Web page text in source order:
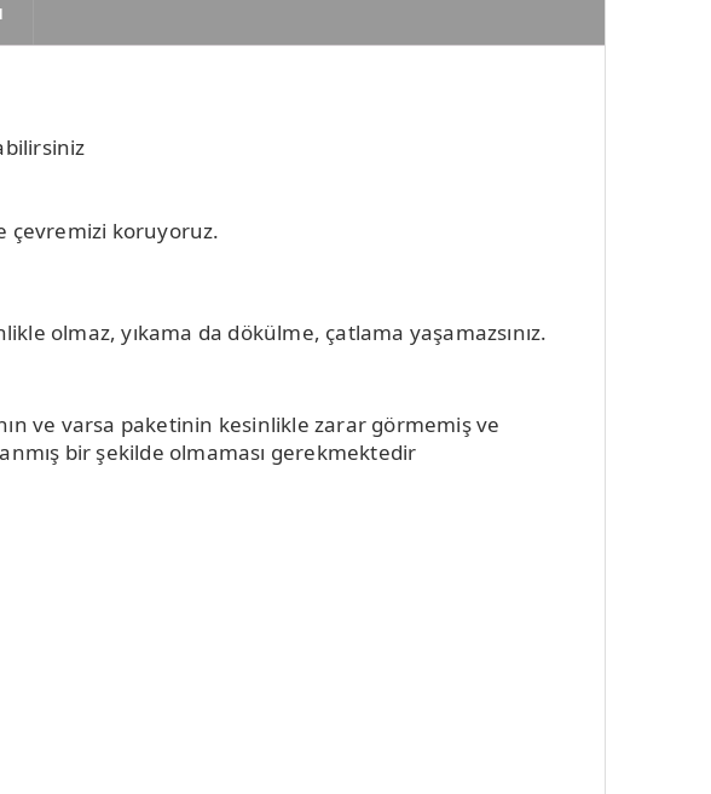
çevremizi koruyoruz.
olmaz, yıkama da dökülme, çatlama yaşamazsınız.
ve varsa paketinin kesinlikle zarar görmemiş ve
bir şekilde olmaması gerekmektedir